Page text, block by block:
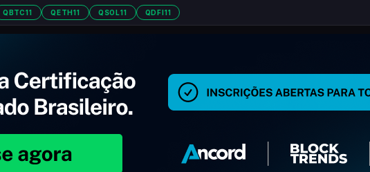
QBTC11 QETH11 QSOL11 QDFI11